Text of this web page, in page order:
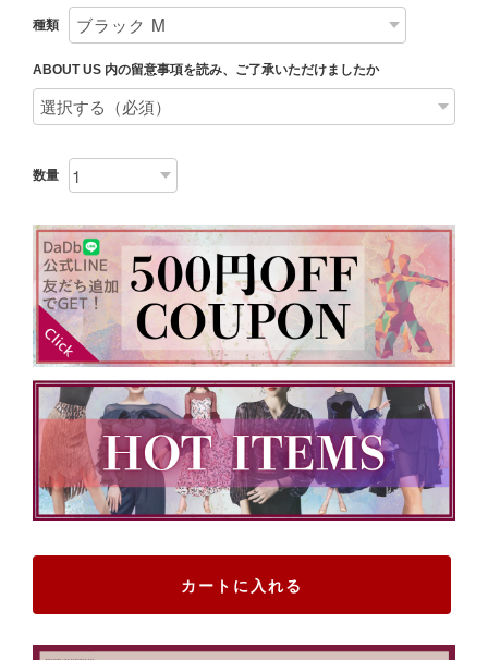
種類
ABOUT US 内の留意事項を読み、ご了承いただけましたか
数量
カートに入れる